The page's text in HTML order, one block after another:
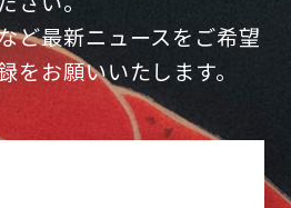
ど最新ニュースをご希望
をお願いいたします。